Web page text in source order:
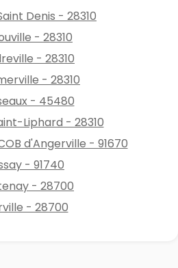
Denis - 28310
- 28310
- 28310
- 28310
- 45480
Liphard - 28310
d'Angerville - 91670
- 91740
- 28700
- 28700